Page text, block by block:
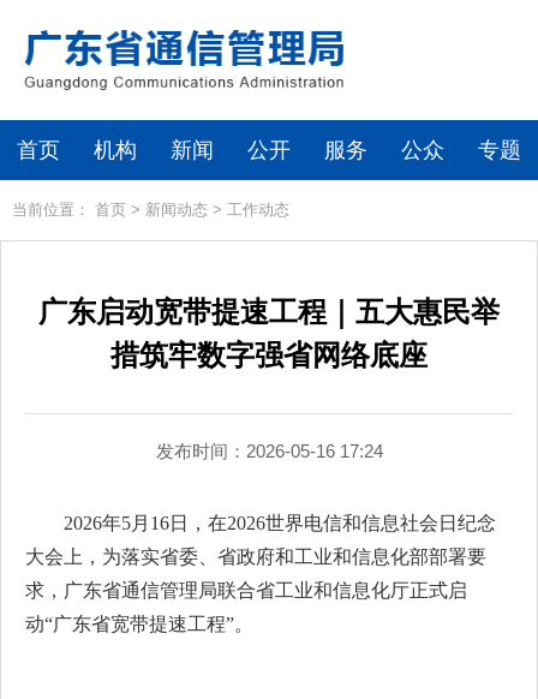
首页 机构 新闻 公开 服务 公众 专题
当前位置： 首页 > 新闻动态 > 工作动态
广东启动宽带提速工程｜五大惠民举
措筑牢数字强省网络底座
发布时间：2026-05-16 17:24
2026年5月16日，在2026世界电信和信息社会日纪念
大会上，为落实省委、省政府和工业和信息化部部署要
求，广东省通信管理局联合省工业和信息化厅正式启
动“广东省宽带提速工程”。